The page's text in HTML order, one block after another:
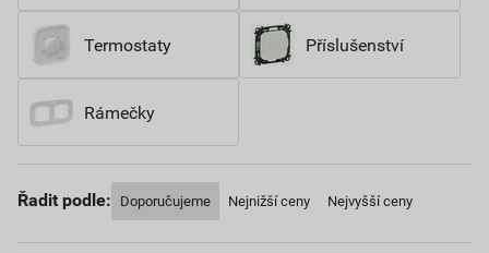
Termostaty Příslušenství
Rámečky
Řadit podle: Doporučujeme Nejnižší ceny Nejvyšší ceny